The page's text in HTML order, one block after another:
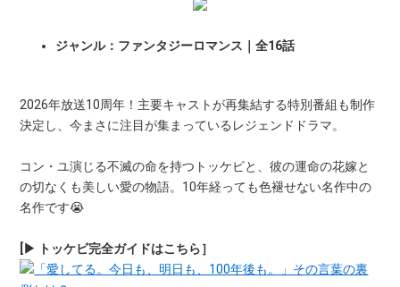
ジャンル：ファンタジーロマンス｜全16話
2026年放送10周年！主要キャストが再集結する特別番組も制作
決定し、今まさに注目が集まっているレジェンドドラマ。
コン・ユ演じる不滅の命を持つトッケビと、彼の運命の花嫁と
の切なくも美しい愛の物語。10年経っても色褪せない名作中の
名作です😭
[▶ トッケビ完全ガイドはこちら］